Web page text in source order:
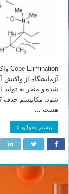
آزمایشگاه از واکنش
شده و منجر به تولید
شود. مکانیسم
هست …
بیشتر بخوانید »